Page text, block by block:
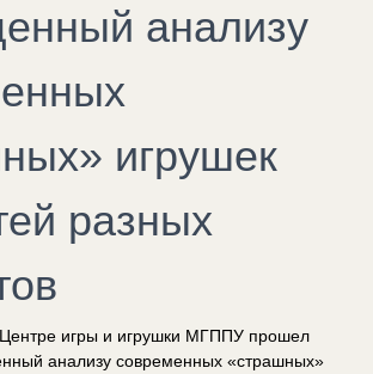
анализу
игрушек
разных
игры и игрушки МГППУ прошел
анализу современных «страшных»